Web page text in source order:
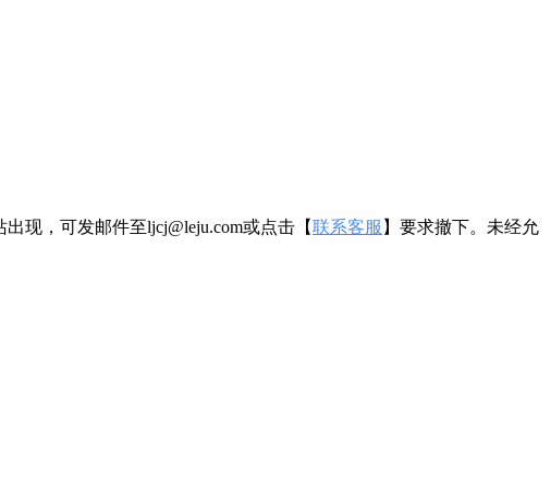
现，可发邮件至ljcj@leju.com或点击【联系客服 】要求撤下。未经允